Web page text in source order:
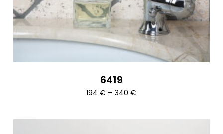
6419
194€ – 340€